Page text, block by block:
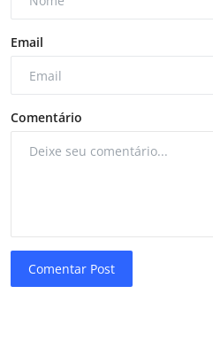
Email
Comentário
Comentar Post